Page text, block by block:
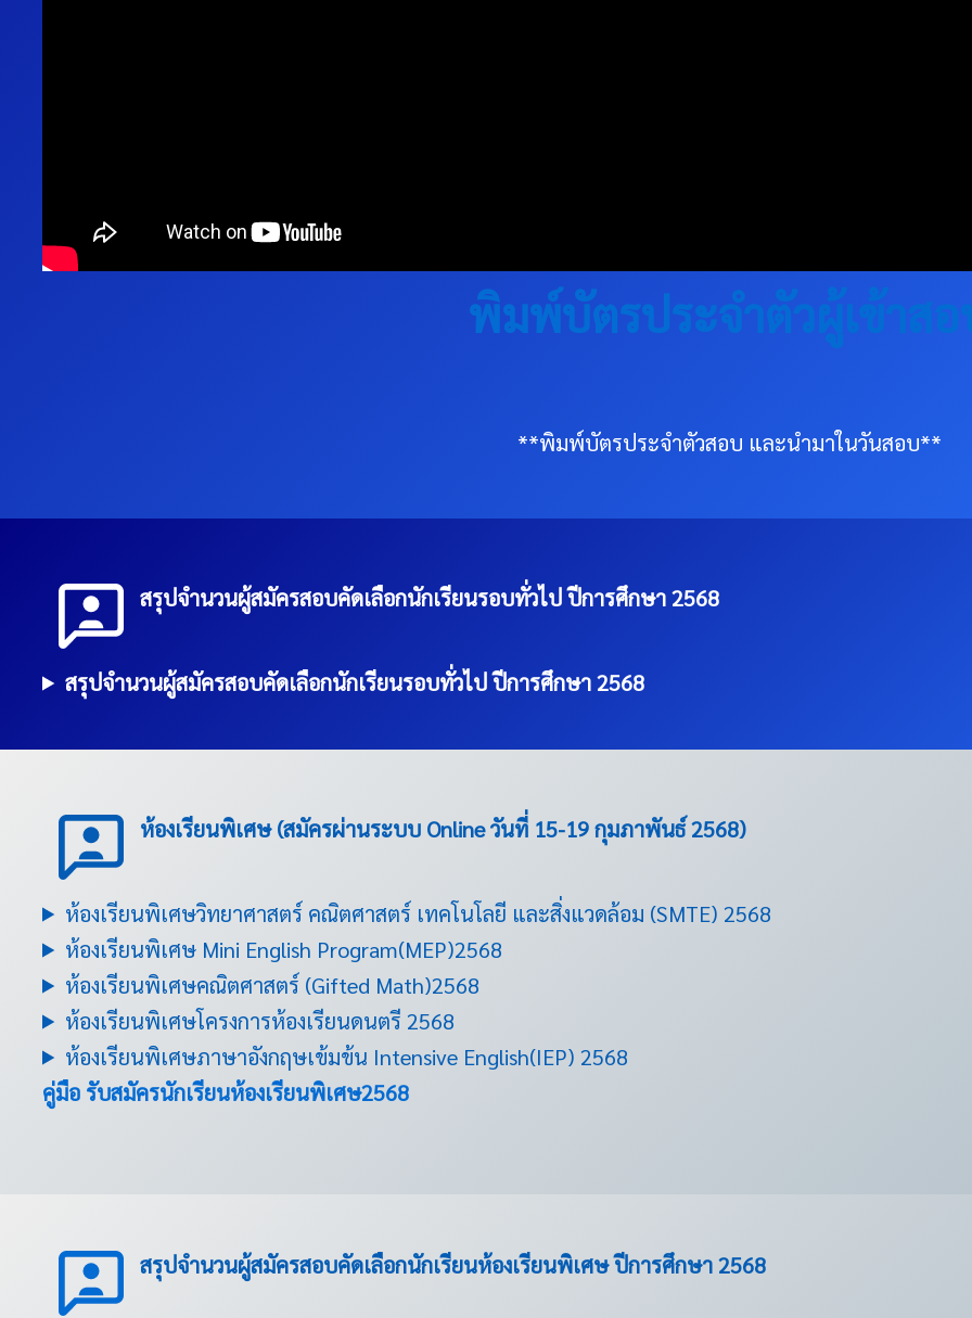
พิมพ์บัตรประจำตัวผู้เข้าส
**พิมพ์บัตรประจำตัวสอบ และนำมาในวันสอบ**
สรุปจำนวนผู้สมัครสอบคัดเลือกนักเรียนรอบทั่วไป ปีการศึกษา 2568
สรุปจำนวนผู้สมัครสอบคัดเลือกนักเรียนรอบทั่วไป ปีการศึกษา 2568
ห้องเรียนพิเศษ(สมัครผ่านระบบ Online วันที่ 15-19 กุมภาพันธ์ 2568)
ห้องเรียนพิเศษวิทยาศาสตร์ คณิตศาสตร์ เทคโนโลยี และสิ่งแวดล้อม (SMTE) 2568
ห้องเรียนพิเศษ Mini English Program(MEP)2568
ห้องเรียนพิเศษคณิตศาสตร์ (Gifted Math)2568
ห้องเรียนพิเศษโครงการห้องเรียนดนตรี 2568
ห้องเรียนพิเศษภาษาอังกฤษเข้มข้น Intensive English(IEP) 2568
คู่มือ รับสมัครนักเรียนห้องเรียนพิเศษ2568
สรุปจำนวนผู้สมัครสอบคัดเลือกนักเรียนห้องเรียนพิเศษ ปีการศึกษา 2568